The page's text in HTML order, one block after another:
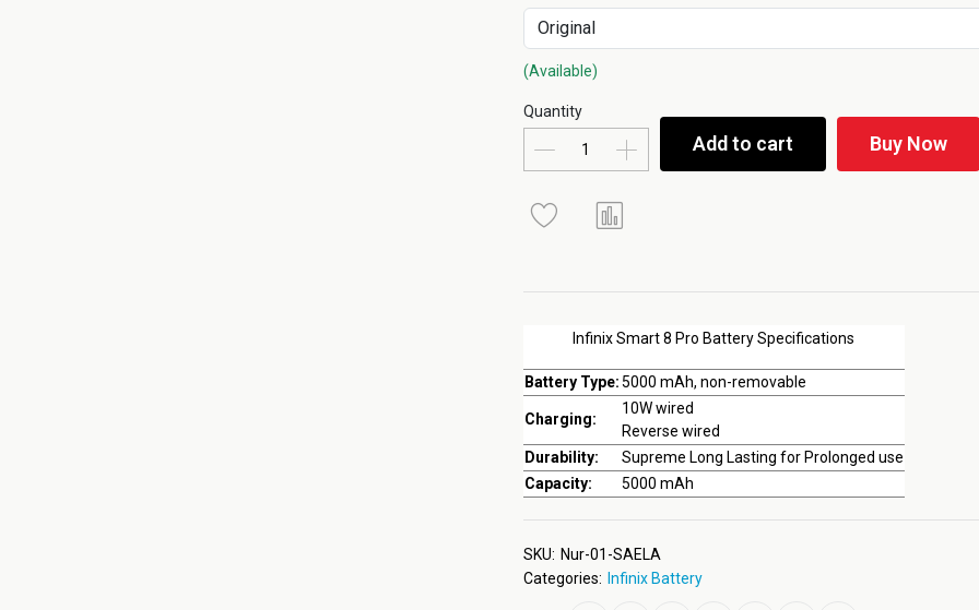
Infinix Smart 8 Pro Battery Specifications
Battery Type:5000 mAh, non-removable
Charging:
10W wired
Reverse wired
Durability:
Supreme Long Lasting for Prolonged use
Capacity:
5000 mAh
(Available)
Quantity
Add to cart Buy Now
SKU: Nur-01-SAELA
Categories: Infinix Battery